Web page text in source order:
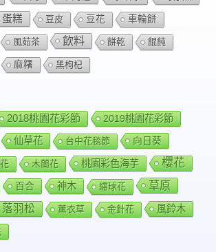
蛋糕 豆皮 豆花 車輪餅
風茹茶 飲料 餅乾 餛飩
麻糬 黑枸杞
2018桃園花彩節
2019桃園花彩節
仙草花 台中花毯節 向日葵
木蘭花 桃園彩色海芋 櫻花
百合 神木 繡球花 草原
落羽松 薰衣草 金針花 風鈴木